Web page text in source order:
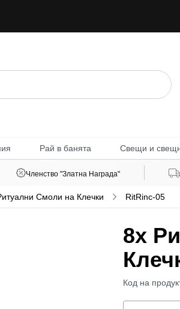
Рай в банята Свещи и
Членство "Златна Награда"
Смоли на Клечки RitRinc-05
8x
Код на